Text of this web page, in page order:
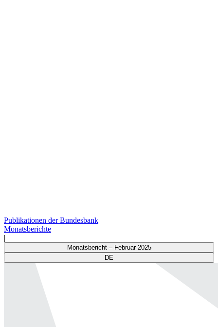
Publikationen der Bundesbank
Monatsberichte
|
Monatsbericht – Februar 2025
DE